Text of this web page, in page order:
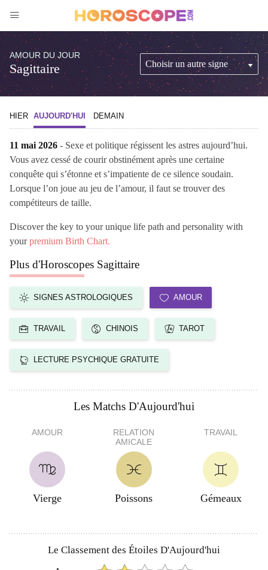
AMOUR DU JOUR
Sagittaire
HIER AUJOURD'HUI DEMAIN
11 mai 2026 - Sexe et politique régissent les astres aujourd’hui.
Vous avez cessé de courir obstinément après une certaine
conquête qui s’étonne et s’impatiente de ce silence soudain.
Lorsque l’on joue au jeu de l’amour, il faut se trouver des
compétiteurs de taille.
Discover the key to your unique life path and personality with
yourpremium Birth Chart.
Plus d'Horoscopes Sagittaire
SIGNES ASTROLOGIQUES AMOUR
TRAVAIL CHINOIS TAROT
LECTURE PSYCHIQUE GRATUITE
Les Matchs D'Aujourd'hui
AMOUR
Vierge
RELATION
AMICALE
Poissons
TRAVAIL
Gémeaux
Le Classement des Étoiles D'Aujourd'hui